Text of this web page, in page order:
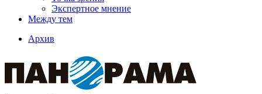
Экспертное мнение
Между тем
Архив